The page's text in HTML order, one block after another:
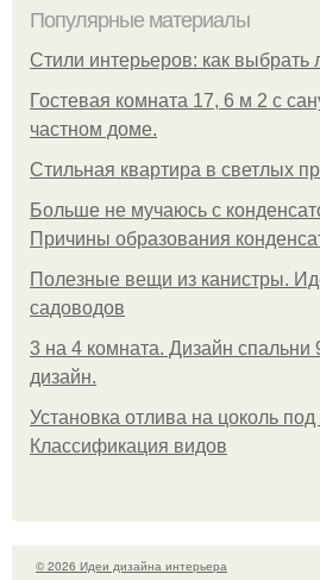
Популярные материалы
Стили интерьеров: как выбрать
Гостевая комната 17, 6 м 2 с
частном доме.
Стильная квартира в светлых
Больше не мучаюсь с
Причины образования
Полезные вещи из канистры.
садоводов
3 на 4 комната. Дизайн спальни
дизайн.
Установка отлива на цоколь под
Классификация видов
© 2026 Идеи дизайна интерьера